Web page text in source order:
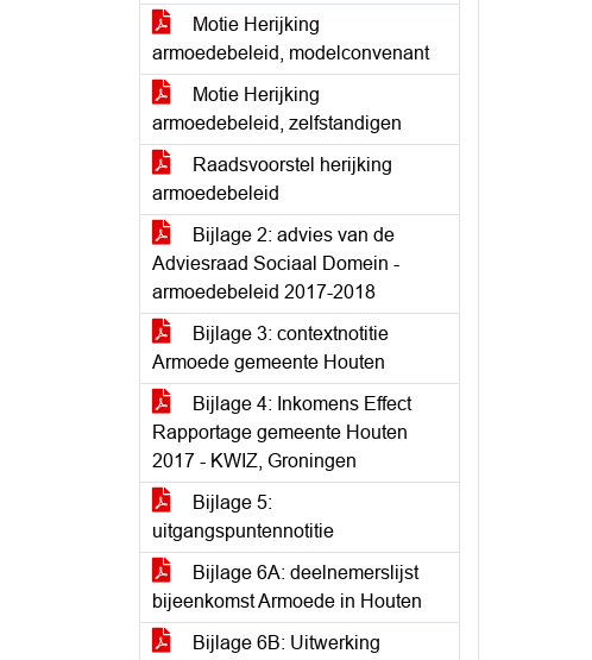
Motie Herijking
armoedebeleid, modelconvenant
Motie Herijking
armoedebeleid, zelfstandigen
Raadsvoorstel herijking
armoedebeleid
Bijlage 2: advies van de
Adviesraad Sociaal Domein -
armoedebeleid 2017-2018
Bijlage 3: contextnotitie
Armoede gemeente Houten
Bijlage 4: Inkomens Effect
Rapportage gemeente Houten
2017 - KWIZ, Groningen
Bijlage 5:
uitgangspuntennotitie
Bijlage 6A: deelnemerslijst
bijeenkomst Armoede in Houten
Bijlage 6B: Uitwerking